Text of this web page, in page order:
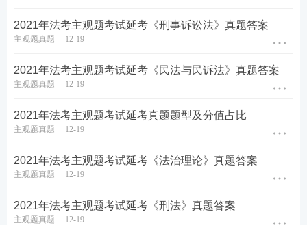
2021年法考主观题考试延考《刑事诉讼法》真题答案
主观题真题 12-19
2021年法考主观题考试延考《民法与民诉法》真题答案
主观题真题 12-19
2021年法考主观题考试延考真题题型及分值占比
主观题真题 12-19
2021年法考主观题考试延考《法治理论》真题答案
主观题真题 12-19
2021年法考主观题考试延考《刑法》真题答案
主观题真题 12-19